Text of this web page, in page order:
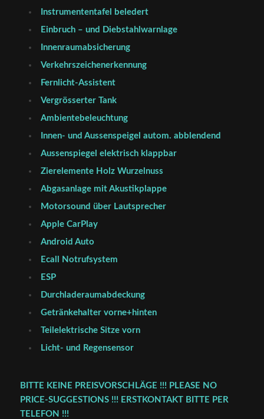
Instrumententafel beledert
Einbruch – und Diebstahlwarnlage
Innenraumabsicherung
Verkehrszeichenerkennung
Fernlicht-Assistent
Vergrösserter Tank
Ambientebeleuchtung
Innen- und Aussenspeigel autom. abblendend
Aussenspiegel elektrisch klappbar
Zierelemente Holz Wurzelnuss
Abgasanlage mit Akustikplappe
Motorsound über Lautsprecher
Apple CarPlay
Android Auto
Ecall Notrufsystem
ESP
Durchladeraumabdeckung
Getränkehalter vorne+hinten
Teilelektrische Sitze vorn
Licht- und Regensensor
BITTE KEINE PREISVORSCHLÄGE !!! PLEASE NO
PRICE-SUGGESTIONS !!! ERSTKONTAKT BITTE PER
TELEFON !!!